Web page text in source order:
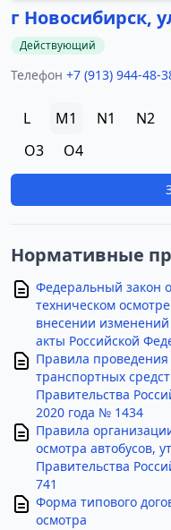
г Новосибирск,
Действующий
Телефон +7 (913) 944-48-
L M1 N1 N2
O3
O4
Нормативные
Федеральный закон
техническом
внесении
акты Российской
Правила проведения
транспортных
Правительства
2020 года № 1434
Правила
осмотра автобусов,
Правительства
741
Форма типового
осмотра